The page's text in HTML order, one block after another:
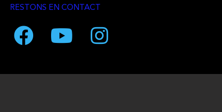
RESTONS EN CONTACT